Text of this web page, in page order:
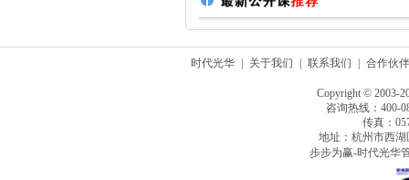
时代光华 关于我们 联系我们 合作伙伴
Copyright © 2003-
咨询热线：400-
传真：
地址：杭州市西
步步为赢-时代光华